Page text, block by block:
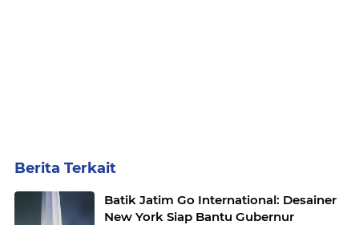
Berita Terkait
Batik Jatim Go International: Desainer
New York Siap Bantu Gubernur